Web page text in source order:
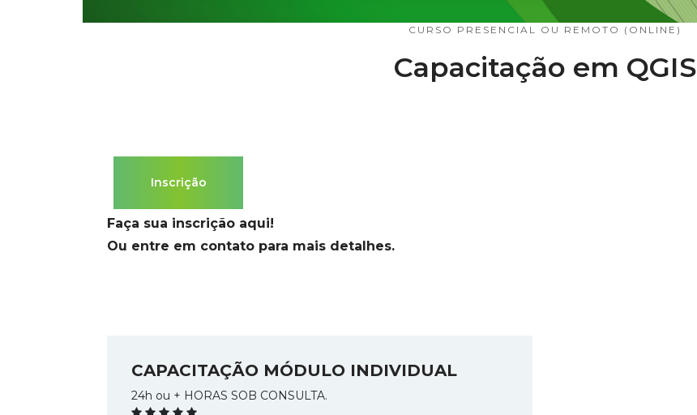
CURSO PRESENCIAL OU REMOTO (ONLINE)
Capacitação em QGIS
Inscrição
Faça sua inscrição aqui!
Ou entre em contato para mais detalhes.
CAPACITAÇÃO MÓDULO INDIVIDUAL
24h ou + HORAS SOB CONSULTA.